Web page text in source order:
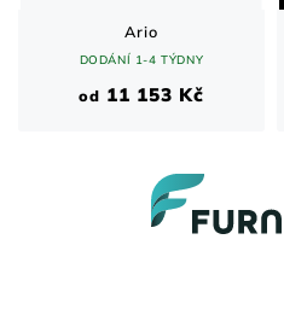
Ario
DODÁNÍ 1-4 TÝDNY
od 11 153 Kč